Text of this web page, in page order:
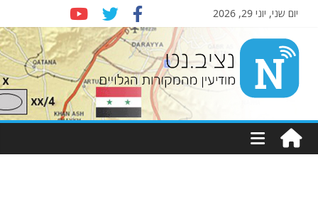
יום שני, יוני 29, 2026
Nziv.net
מודיעין
מהמקורות